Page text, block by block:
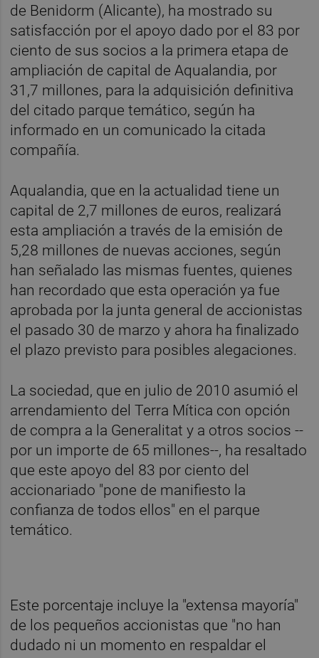
de Benidorm (Alicante), ha mostrado su
satisfacción por el apoyo dado por el 83 por
ciento de sus socios a la primera etapa de
ampliación de capital de Aqualandia, por
31,7 millones, para la adquisición definitiva
del citado parque temático, según ha
informado en un comunicado la citada
compañía.
Aqualandia, que en la actualidad tiene un
capital de 2,7 millones de euros, realizará
esta ampliación a través de la emisión de
5,28 millones de nuevas acciones, según
han señalado las mismas fuentes, quienes
han recordado que esta operación ya fue
aprobada por la junta general de accionistas
el pasado 30 de marzo y ahora ha finalizado
el plazo previsto para posibles alegaciones.
La sociedad, que en julio de 2010 asumió el
arrendamiento del Terra Mítica con opción
de compra a la Generalitat y a otros socios --
por un importe de 65 millones--, ha resaltado
que este apoyo del 83 por ciento del
accionariado "pone de manifiesto la
confianza de todos ellos" en el parque
temático.
Este porcentaje incluye la "extensa mayoría"
de los pequeños accionistas que "no han
dudado ni un momento en respaldar el